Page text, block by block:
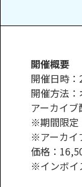
開催概要
開催日時
開催方法
アーカイブ
※期間限定
※アーカイ
価格：
※インボイ